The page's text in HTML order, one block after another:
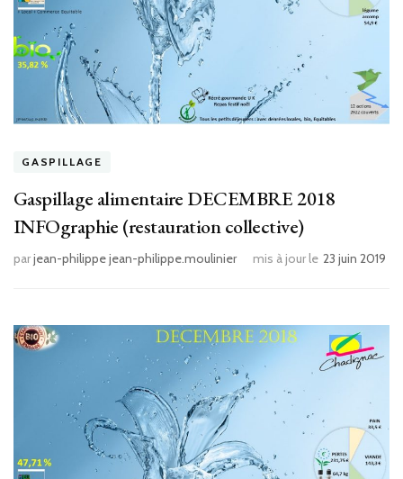
GASPILLAGE
Gaspillage alimentaire DECEMBRE 2018
INFOgraphie (restauration collective)
parjean-philippe jean-philippe.moulinier mis à jour le 23 juin 2019